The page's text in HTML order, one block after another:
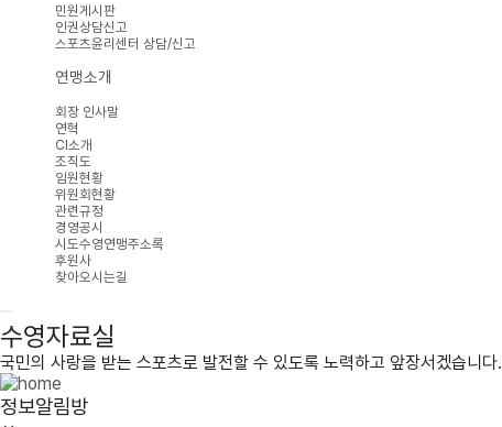
민원게시판
인권상담신고
스포츠윤리센터 상담/신고
연맹소개
회장 인사말
연혁
CI소개
조직도
임원현황
위원회현황
관련규정
경영공시
시도수영연맹주소록
후원사
찾아오시는길
수영자료실
국민의 사랑을 받는 스포츠로 발전할 수 있도록 노력하고 앞장서겠습니다.
정보알림방